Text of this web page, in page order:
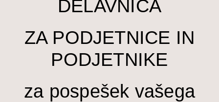
DELAVNICA
ZA PODJETNICE IN
PODJETNIKE
za pospešek vašega